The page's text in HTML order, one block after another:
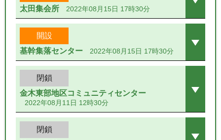
太田集会所
2022年08月15日 17時30分
開設
基幹集落センター
2022年08月15日 17時30分
閉鎖
金木東部地区コミュニティセンター
2022年08月11日 12時30分
閉鎖